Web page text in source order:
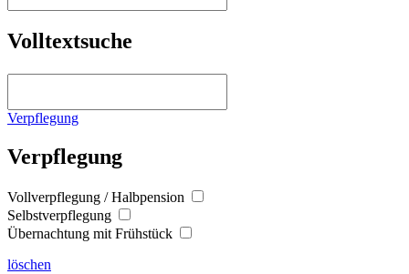
Volltextsuche
Verpflegung
Verpflegung
Vollverpflegung / Halbpension
Selbstverpflegung
Übernachtung mit Frühstück
löschen